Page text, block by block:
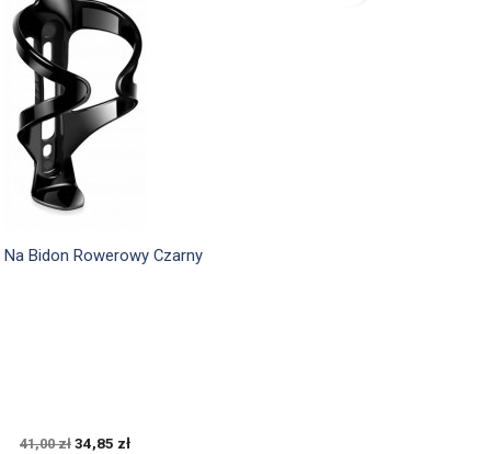
Szybki podgląd
Bidon Rowerowy Czarny
41,00 zł 34,85 zł